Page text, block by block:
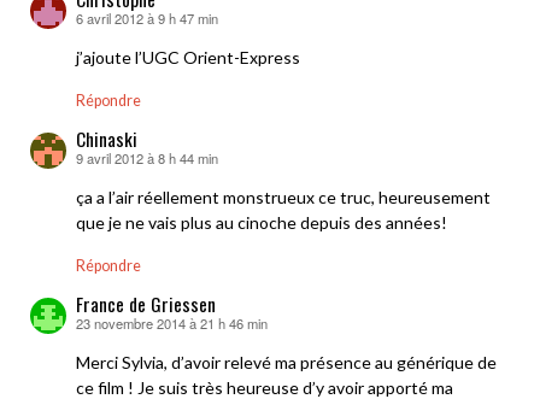
dit :
6 avril 2012 à 9 h 47 min
j’ajoute l’UGC Orient-Express
Répondre
Chinaski
dit :
9 avril 2012 à 8 h 44 min
ça a l’air réellement monstrueux ce truc, heureusement
que je ne vais plus au cinoche depuis des années!
Répondre
France de Griessen
dit :
23 novembre 2014 à 21 h 46 min
Merci Sylvia, d’avoir relevé ma présence au générique de
ce film ! Je suis très heureuse d’y avoir apporté ma